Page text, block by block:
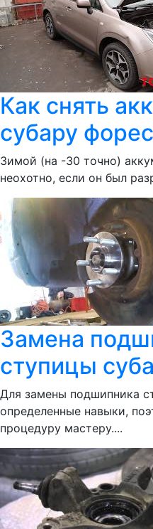
Как снять
субару
Зимой (на -30 точно)
неохотно, если он был
Замена
ступицы
Для замены подшипника
определенные навыки,
процедуру мастеру....